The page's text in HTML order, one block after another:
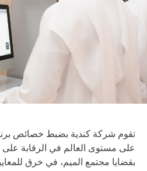
تقوم شركة كندية بضبط خصائص
على مستوى العالم في الرقابة على
بقضايا مجتمع الميم، في خرق